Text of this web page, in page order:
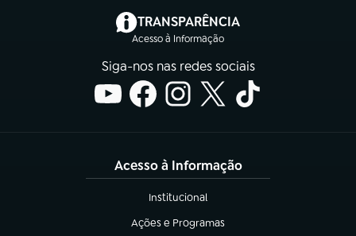
TRANSPARÊNCIA
Acesso à Informação
(abre em nova aba)
Siga-nos nas redes sociais
Acesso à Informação
Institucional
(abre em nova aba)
Ações e Programas
(abre em nova aba)